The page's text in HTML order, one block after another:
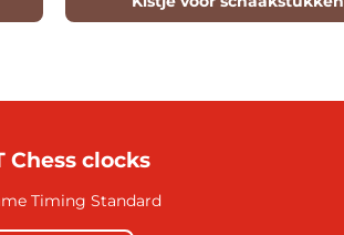
Chess clocks
Timing Standard